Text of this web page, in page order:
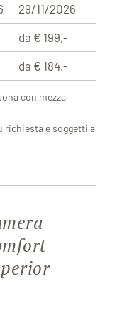
29/11/2026
da € 199,-
da € 184,-
con mezza
richiesta e soggetti a